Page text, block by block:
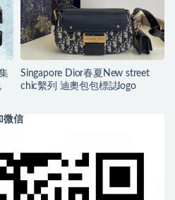
Singapore Dior春夏New street
chic繫列 迪奧包包標誌logo
微信